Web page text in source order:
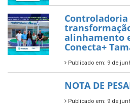
Publicado em: 10 de
Prefeitura de
inscrições
Multicultural
Publicado em: 9 de
🌳🌱 Projeto
Publicado em: 9 de